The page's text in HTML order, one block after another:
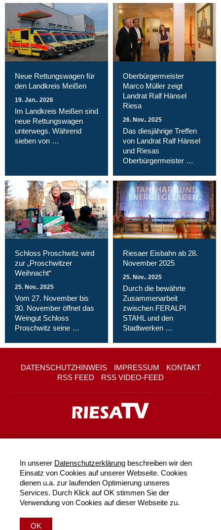
Neue Rettungswagen für
den Landkreis Meißen
19. Jan.. 2026
Im Landkreis Meißen sind
neue Rettungswagen
unterwegs. Während
sieben von …
Oberbürgermeister
Marco Müller zeigt
Landrat Ralf Hänsel
Riesa
26. Nov.. 2025
Das diesjährige Treffen
von Landrat Ralf Hänsel
und Riesas
Oberbürgermeister …
Schloss Proschwitz wird
zur „Proschwitzer
Weihnacht“
25. Nov.. 2025
Vom 27. November bis
30. November öffnet das
Weingut Schloss
Proschwitz seine …
Riesaer Eisbahn ab 28.
November 2025
25. Nov.. 2025
Durch die bewährte
Zusammenarbeit
zwischen FERALPI
STAHL und den
Stadtwerken …
DATENSCHUTZHINWEIS IMPRESSUM
KONTAKT
RSS FEED
RSS VIDEO-FEED
In unserer Datenschutzerklärung beschreiben wir den
Einsatz von Cookies auf unserer Webseite. Cookies
dienen u.a. zur laufenden Optimierung unseres
Services. Durch Klick auf OK stimmen Sie der
Verwendung von Cookies auf dieser Webseite zu.
OK